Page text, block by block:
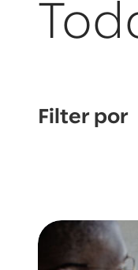
Filter por